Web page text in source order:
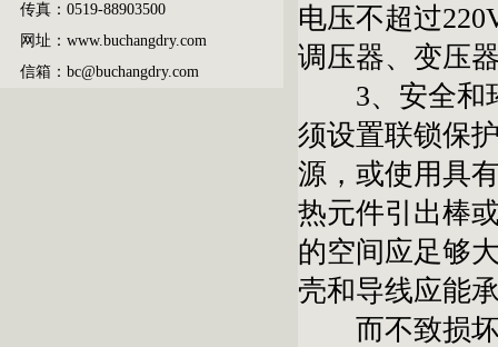
传真：0519-88903500
网址：www.buchangdry.com
信箱：bc@buchangdry.com
电压不超过
调压器、变压
3、安全和环
须设置联锁保
源，或使用具
热元件引出棒
的空间应足够
壳和导线应能
而不致损坏